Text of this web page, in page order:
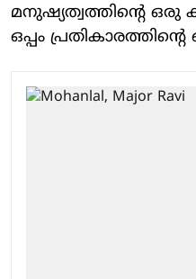
മനുഷ്യത്വത്തിന്‍റെ
ഒപ്പം